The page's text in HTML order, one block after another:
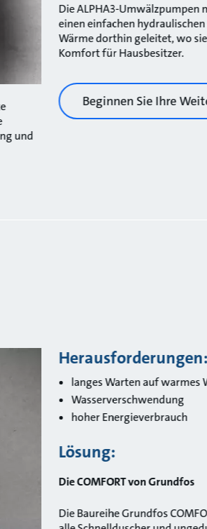
und
Die ALPHA3-
einen einfachen
Wärme dorthin geleitet, wo
Komfort für Hausbesitzer.
Beginnen Sie Ihre
Herausforderungen:
langes Warten auf warmes
Wasserverschwendung
hoher Energieverbrauch
Lösung:
Die COMFORT von Grundfos
Die Baureihe Grundfos